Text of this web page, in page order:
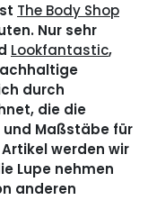
The Body Shop
Nur sehr
Lookfantastic,
durch
die die
Maßstäbe für
werden wir
Lupe nehmen
anderen